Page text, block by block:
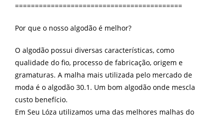
==========================================
Por que o nosso algodão é melhor?
O algodão possui diversas características, como
qualidade do fio, processo de fabricação, origem e
gramaturas. A malha mais utilizada pelo mercado de
moda é o algodão 30.1. Um bom algodão onde mescla
custo benefício.
Em Seu Lóza utilizamos uma das melhores malhas do